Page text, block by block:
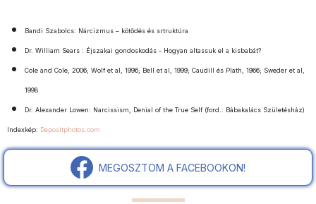
Bandi Szabolcs: Nárcizmus – kötődés és srtruktúra
Dr. William Sears : Éjszakai gondoskodás - Hogyan altassuk el a kisbabát?
Cole and Cole, 2006; Wolf et al, 1996; Bell et al, 1999; Caudill és Plath, 1966; Sweder et al,
1998
Dr. Alexander Lowen: Narcissism, Denial of the True Self (ford.: Bábakalács Születésház)
Indexkép: Depositphotos.com
MEGOSZTOM A FACEBOOKON!